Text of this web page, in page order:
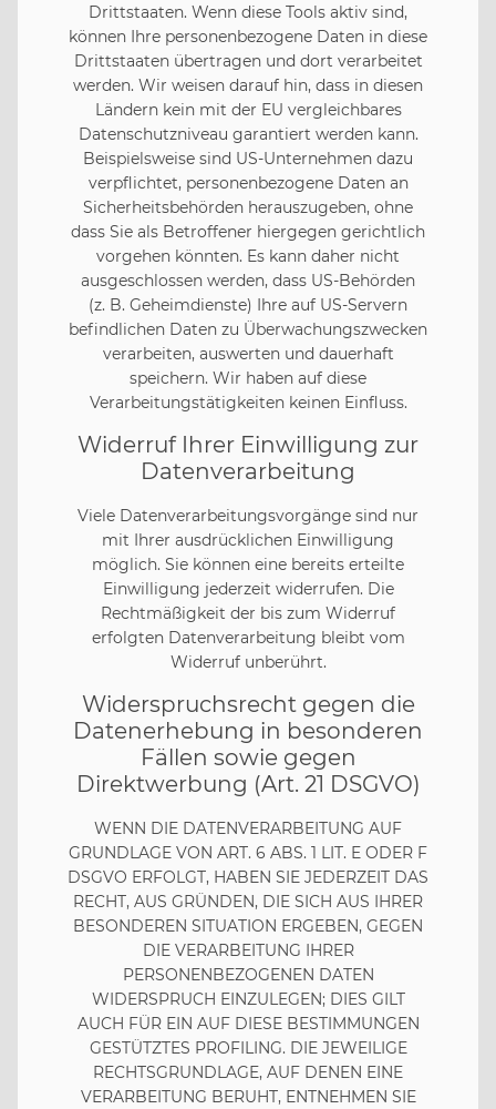
Drittstaaten. Wenn diese Tools aktiv sind,
können Ihre personenbezogene Daten in diese
Drittstaaten übertragen und dort verarbeitet
werden. Wir weisen darauf hin, dass in diesen
Ländern kein mit der EU vergleichbares
Datenschutzniveau garantiert werden kann.
Beispielsweise sind US-Unternehmen dazu
verpflichtet, personenbezogene Daten an
Sicherheitsbehörden herauszugeben, ohne
dass Sie als Betroffener hiergegen gerichtlich
vorgehen könnten. Es kann daher nicht
ausgeschlossen werden, dass US-Behörden
(z. B. Geheimdienste) Ihre auf US-Servern
befindlichen Daten zu Überwachungszwecken
verarbeiten, auswerten und dauerhaft
speichern. Wir haben auf diese
Verarbeitungstätigkeiten keinen Einfluss.
Widerruf Ihrer Einwilligung zur
Datenverarbeitung
Viele Datenverarbeitungsvorgänge sind nur
mit Ihrer ausdrücklichen Einwilligung
möglich. Sie können eine bereits erteilte
Einwilligung jederzeit widerrufen. Die
Rechtmäßigkeit der bis zum Widerruf
erfolgten Datenverarbeitung bleibt vom
Widerruf unberührt.
Widerspruchsrecht gegen die
Datenerhebung in besonderen
Fällen sowie gegen
Direktwerbung (Art. 21 DSGVO)
WENN DIE DATENVERARBEITUNG AUF
GRUNDLAGE VON ART. 6 ABS. 1 LIT. E ODER F
DSGVO ERFOLGT, HABEN SIE JEDERZEIT DAS
RECHT, AUS GRÜNDEN, DIE SICH AUS IHRER
BESONDEREN SITUATION ERGEBEN, GEGEN
DIE VERARBEITUNG IHRER
PERSONENBEZOGENEN DATEN
WIDERSPRUCH EINZULEGEN; DIES GILT
AUCH FÜR EIN AUF DIESE BESTIMMUNGEN
GESTÜTZTES PROFILING. DIE JEWEILIGE
RECHTSGRUNDLAGE, AUF DENEN EINE
VERARBEITUNG BERUHT, ENTNEHMEN SIE